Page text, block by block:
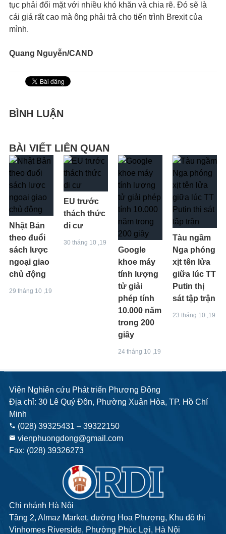
tục phải đối mặt với nhiều khó khăn và chia rẽ. Đó sẽ là
cái giá rất cao mà ông phải trả cho tiến trình Brexit của
mình.
Quang Nguyễn/CAND
BÌNH LUẬN
BÀI VIẾT LIÊN QUAN
Nhật Bản
theo đuổi
sách lược
ngoại giao
chủ động
29 tháng 10 ,19
EU trước
thách thức
di cư
30 tháng 10 ,19
Google
khoe máy
tính lượng
tử giải
phép tính
10.000 năm
trong 200
giây
24 tháng 10 ,19
Tàu ngầm
Nga phóng
xịt tên lửa
giữa lúc TT
Putin thị
sát tập trận
23 tháng 10 ,19
Viện Nghiên cứu Phát triển Phương Đông
Địa chỉ: 30 Lê Quý Đôn, Phường Xuân Hòa, TP. Hồ Chí
Minh
phone (028) 39325431 – 39322150
email vienphuongdong@gmail.com
Fax: (028) 39326273
Chi nhánh Hà Nội
Tầng 2, Almaz Market, đường Hoa Phượng, Khu đô thị
Vinhomes Riverside, Phường Phúc Lợi, Hà Nội